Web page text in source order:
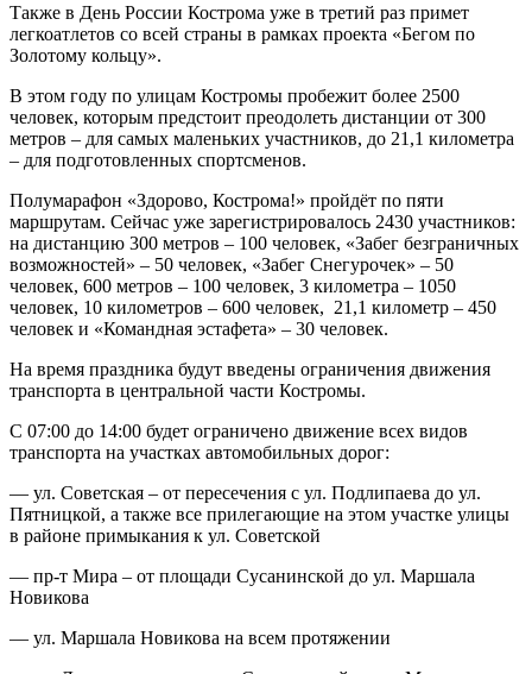
Также в День России Кострома уже в третий раз примет
легкоатлетов со всей страны в рамках проекта «Бегом по
Золотому кольцу».
В этом году по улицам Костромы пробежит более 2500
человек, которым предстоит преодолеть дистанции от 300
метров – для самых маленьких участников, до 21,1 километра
– для подготовленных спортсменов.
Полумарафон «Здорово, Кострома!» пройдёт по пяти
маршрутам. Сейчас уже зарегистрировалось 2430 участников:
на дистанцию 300 метров – 100 человек, «Забег безграничных
возможностей» – 50 человек, «Забег Снегурочек» – 50
человек, 600 метров – 100 человек, 3 километра – 1050
человек, 10 километров – 600 человек, 21,1 километр – 450
человек и «Командная эстафета» – 30 человек.
На время праздника будут введены ограничения движения
транспорта в центральной части Костромы.
С 07:00 до 14:00 будет ограничено движение всех видов
транспорта на участках автомобильных дорог:
— ул. Советская – от пересечения с ул. Подлипаева до ул.
Пятницкой, а также все прилегающие на этом участке улицы
в районе примыкания к ул. Советской
— пр-т Мира – от площади Сусанинской до ул. Маршала
Новикова
— ул. Маршала Новикова на всем протяжении